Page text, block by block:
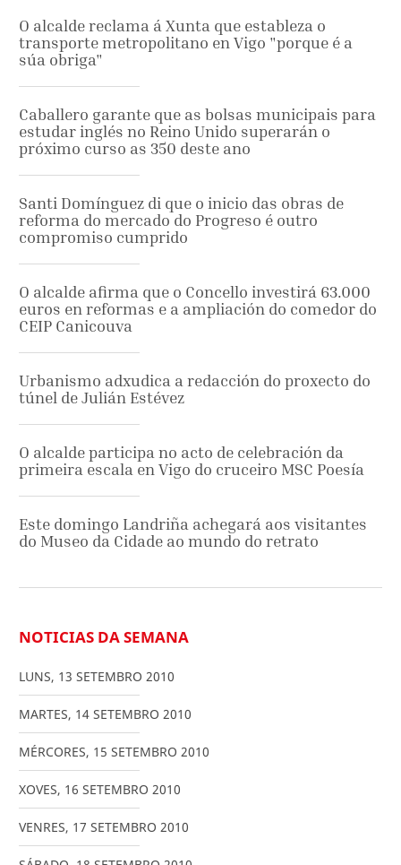
O alcalde reclama á Xunta que estableza o
transporte metropolitano en Vigo "porque é a
súa obriga"
Caballero garante que as bolsas municipais para
estudar inglés no Reino Unido superarán o
próximo curso as 350 deste ano
Santi Domínguez di que o inicio das obras de
reforma do mercado do Progreso é outro
compromiso cumprido
O alcalde afirma que o Concello investirá 63.000
euros en reformas e a ampliación do comedor do
CEIP Canicouva
Urbanismo adxudica a redacción do proxecto do
túnel de Julián Estévez
O alcalde participa no acto de celebración da
primeira escala en Vigo do cruceiro MSC Poesía
Este domingo Landriña achegará aos visitantes
do Museo da Cidade ao mundo do retrato
NOTICIAS DA SEMANA
LUNS, 13 SETEMBRO 2010
MARTES, 14 SETEMBRO 2010
MÉRCORES, 15 SETEMBRO 2010
XOVES, 16 SETEMBRO 2010
VENRES, 17 SETEMBRO 2010